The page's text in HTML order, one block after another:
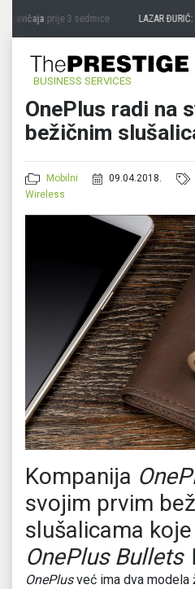
zavičajaprije 3 sedmice LAZAR
BUSINESS SERVICES
OnePlus radi na
bežičnim
Mobilni 09.04.2018.
Wireless
Kompanija
svojim prvim
slušalicama
OnePlus Bullets
OnePlusveć ima dva modela